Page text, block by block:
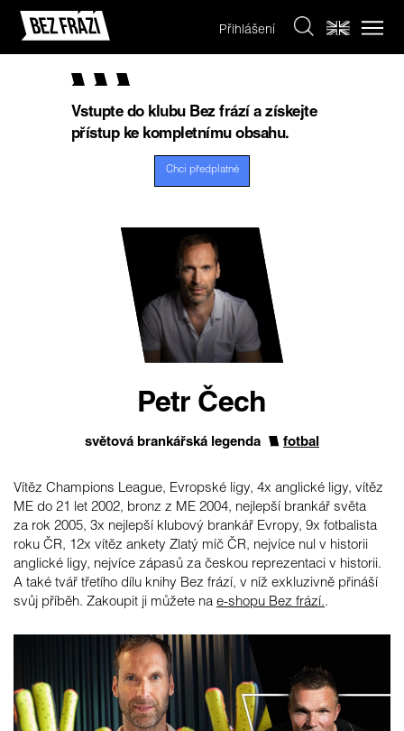
Přihlášení
Vstupte do klubu Bez frází a získejte
přístup ke kompletnímu obsahu.
Chci předplatné
Petr Čech
světová brankářská legenda fotbal
Vítěz Champions League, Evropské ligy, 4x anglické ligy, vítěz
ME do 21 let 2002, bronz z ME 2004, nejlepší brankář světa
za rok 2005, 3x nejlepší klubový brankář Evropy, 9x fotbalista
roku ČR, 12x vítěz ankety Zlatý míč ČR, nejvíce nul v historii
anglické ligy, nejvíce zápasů za českou reprezentaci v historii.
A také tvář třetího dílu knihy Bez frází, v níž exkluzivně přináší
svůj příběh. Zakoupit ji můžete na e-shopu Bez frází..